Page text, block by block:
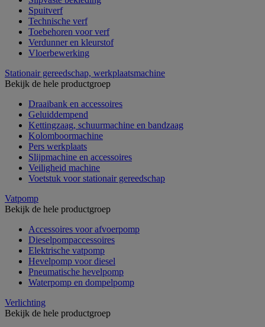
Spuitverf
Technische verf
Toebehoren voor verf
Verdunner en kleurstof
Vloerbewerking
Stationair gereedschap, werkplaatsmachine
Bekijk de hele productgroep
Draaibank en accessoires
Geluiddempend
Kettingzaag, schuurmachine en bandzaag
Kolomboormachine
Pers werkplaats
Slijpmachine en accessoires
Veiligheid machine
Voetstuk voor stationair gereedschap
Vatpomp
Bekijk de hele productgroep
Accessoires voor afvoerpomp
Dieselpompaccessoires
Elektrische vatpomp
Hevelpomp voor diesel
Pneumatische hevelpomp
Waterpomp en dompelpomp
Verlichting
Bekijk de hele productgroep